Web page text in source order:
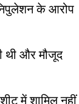
के आरोप
थी और मौजूद
में शामिल नहीं